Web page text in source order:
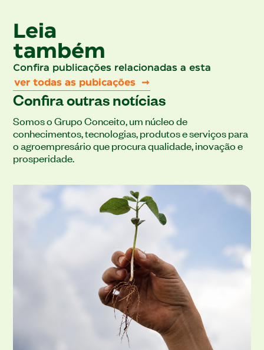
Leia
também
Confira publicações relacionadas a esta
ver todas as pubicações ➞
Confira outras notícias
Somos o Grupo Conceito, um núcleo de
conhecimentos, tecnologias, produtos e serviços para
o agroempresário que procura qualidade, inovação e
prosperidade.